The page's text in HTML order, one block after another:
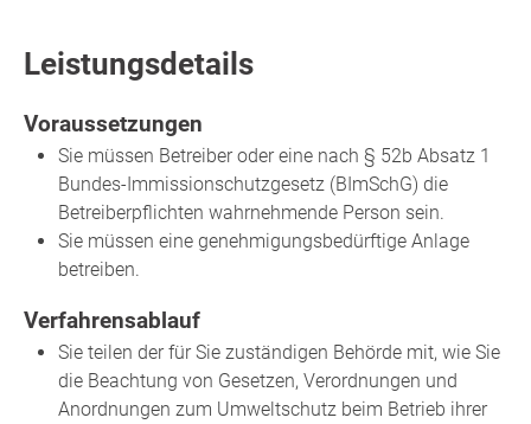
Leistungsdetails
Voraussetzungen
Sie müssen Betreiber oder eine nach § 52b Absatz 1
Bundes-Immissionschutzgesetz (BImSchG) die
Betreiberpflichten wahrnehmende Person sein.
Sie müssen eine genehmigungsbedürftige Anlage
betreiben.
Verfahrensablauf
Sie teilen der für Sie zuständigen Behörde mit, wie Sie
die Beachtung von Gesetzen, Verordnungen und
Anordnungen zum Umweltschutz beim Betrieb ihrer